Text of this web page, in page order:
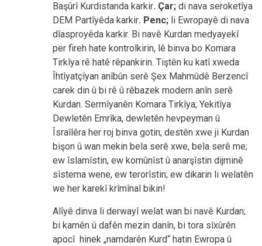
Başûrî Kurdistanda karkir. Çar; di nava seroketîya
DEM Partîyêda karkir. Penc; li Ewropayê di nava
dîasproyêda karkir. Bi navê Kurdan medyayekî
per fireh hate kontrolkirin, lê binva bo Komara
Tirkîya rê hatê rêpankirin. Tiştên ku katî xweda
Îhtîyatçîyan anîbûn serê Şex Mahmûdê Berzencî
carek din û bi rê û rêbazek modern anîn serê
Kurdan. Sermîyanên Komara Tirkîya; Yekitîya
Dewletên Emrîka, dewletên hevpeyman û
Îsraîlêra her roj binva gotin; destên xwe ji Kurdan
bişon û wan mekin bela serê xwe, bela serê me;
ew îslamîstin, ew komûnîst û anarşîstin dijminê
sîstema wene, ew terorîstin; ew dikarin li welatên
we her karekî krîmînal bikin!
Alîyê dinva li derwayî welat wan bi navê Kurdan;
bi kamên û dafên mezin danîn, bi tora sîxûrên
apocî hinek „namdarên Kurd“ hatin Ewropa û